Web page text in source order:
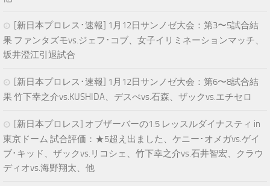
[新日本プロレス･速報] 1月12日サンノゼ大会：第3〜5試合結
果 ファンタズモvs.ジェフ･コブ、女子イリミネーションマッチ、
坂井澄江引退試合
[新日本プロレス･速報] 1月12日サンノゼ大会：第6〜8試合結
果 竹下幸之介vs.KUSHIDA、デスぺvs.石森、ザックvs.エチセロ
[新日本プロレス] オブザーバーの1.5 レッスルダイナスティ in
東京ドーム 試合評価：★5超え出ました、ケニー･オメガvs.ゲイ
ブ･キッド、ザックvs.リコシェ、竹下幸之介vs.石井智宏、クラウ
ディオvs.海野翔太、他